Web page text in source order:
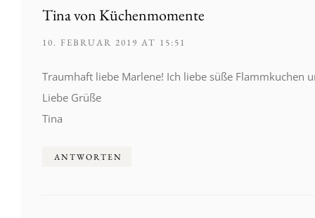
Tina von Küchenmomente
10. FEBRUAR 2019 AT 15:51
Traumhaft liebe Marlene! Ich liebe süße Flammkuchen
Liebe Grüße
Tina
ANTWORTEN